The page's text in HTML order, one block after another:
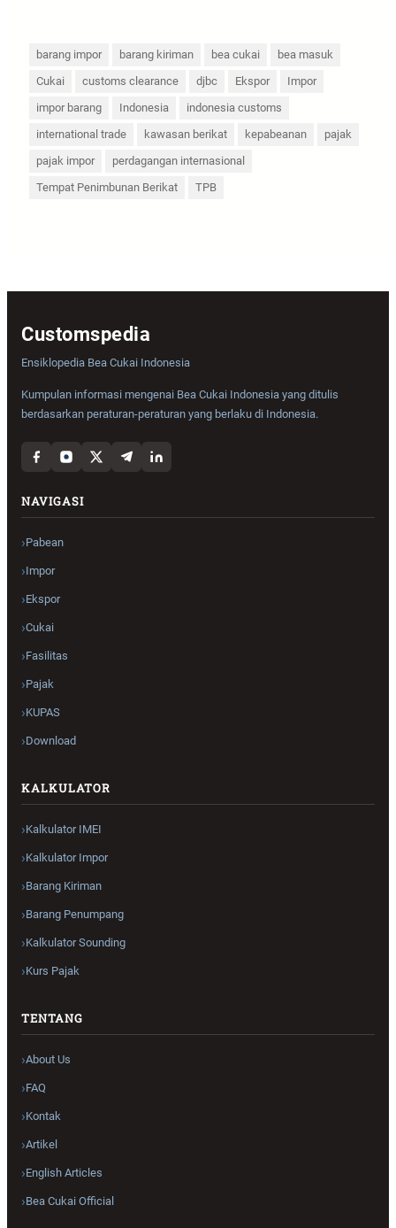
barang impor barang kiriman bea cukai
bea masuk
Cukai
customs clearance djbc Ekspor
Impor
impor barang
Indonesia
indonesia customs
international trade
kawasan berikat kepabeanan
pajak
pajak impor
perdagangan internasional
Tempat Penimbunan Berikat
TPB
Customspedia
Ensiklopedia Bea Cukai Indonesia
Kumpulan informasi mengenai Bea Cukai Indonesia yang ditulis
berdasarkan peraturan-peraturan yang berlaku di Indonesia.
NAVIGASI
Pabean
Impor
Ekspor
Cukai
Fasilitas
Pajak
KUPAS
Download
KALKULATOR
Kalkulator IMEI
Kalkulator Impor
Barang Kiriman
Barang Penumpang
Kalkulator Sounding
Kurs Pajak
TENTANG
About Us
FAQ
Kontak
Artikel
English Articles
Bea Cukai Official